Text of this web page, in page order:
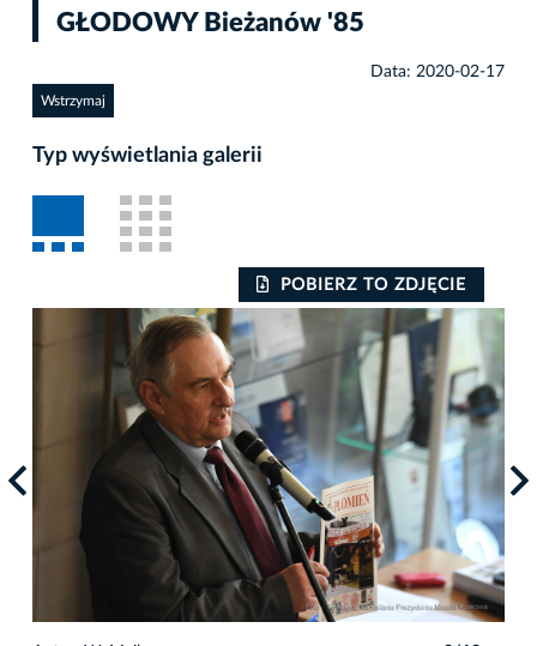
GŁODOWY Bieżanów '85
Data: 2020-02-17
Wstrzymaj
Typ wyświetlania galerii
POBIERZ TO ZDJĘCIE